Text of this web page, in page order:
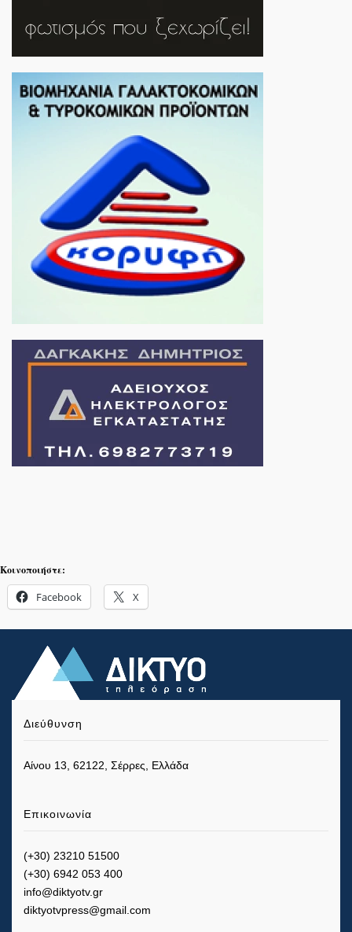
Κοινοποιήστε:
Facebook X
Διεύθυνση
Αίνου 13, 62122, Σέρρες, Ελλάδα
Επικοινωνία
(+30) 23210 51500
(+30) 6942 053 400
info@diktyotv.gr
diktyotvpress@gmail.com